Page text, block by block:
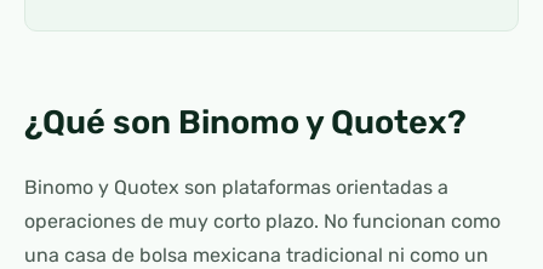
¿Qué son Binomo y Quotex?
Binomo y Quotex son plataformas orientadas a
operaciones de muy corto plazo. No funcionan como
una casa de bolsa mexicana tradicional ni como un